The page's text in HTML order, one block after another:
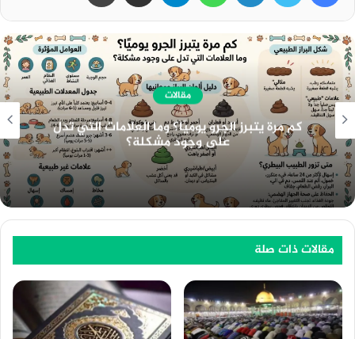
مقالات
هندسة الـ Meta Description الاحترافي: الدليل
الشامل لمضاعفة معدل النقر CTR والسيطرة على
خوارزميات الـ SEO وأنظمة الذكاء الاصطناعي
مقالات ذات صلة